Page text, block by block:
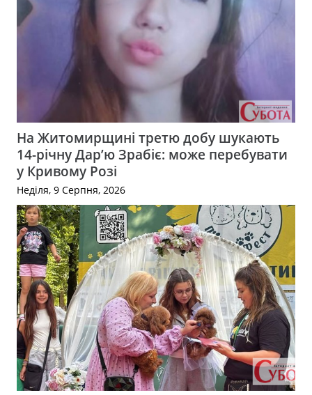
На Житомирщині третю добу шукають
14-річну Дар’ю Зрабіє: може перебувати
у Кривому Розі
Неділя, 9 Серпня, 2026